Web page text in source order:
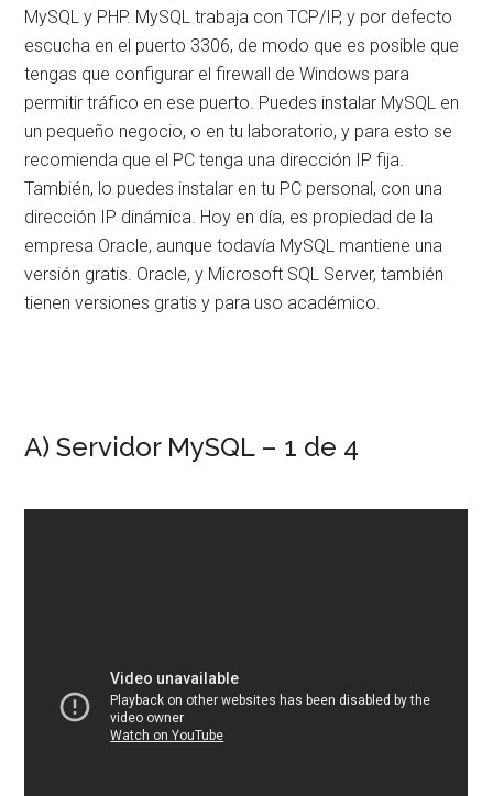
MySQL y PHP. MySQL trabaja con TCP/IP, y por defecto
escucha en el puerto 3306, de modo que es posible que
tengas que configurar el firewall de Windows para
permitir tráfico en ese puerto. Puedes instalar MySQL en
un pequeño negocio, o en tu laboratorio, y para esto se
recomienda que el PC tenga una dirección IP fija.
También, lo puedes instalar en tu PC personal, con una
dirección IP dinámica. Hoy en día, es propiedad de la
empresa Oracle, aunque todavía MySQL mantiene una
versión gratis. Oracle, y Microsoft SQL Server, también
tienen versiones gratis y para uso académico.
A) Servidor MySQL – 1 de 4